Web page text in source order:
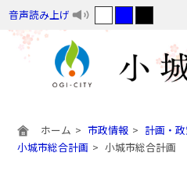
音声読み上げ
ホーム 市政情報
計画・
小城市総合計画
小城市総合計画